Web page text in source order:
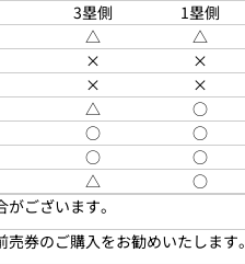
3塁側
1塁側
△ △
× ×
× ×
△ ○
○ ○
○ ○
△ ○
ございます。
券のご購入をお勧めいたします。